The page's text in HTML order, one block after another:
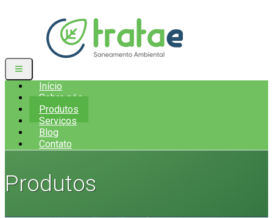
Início
Sobre nós
Produtos
Serviços
Blog
Contato
Produtos